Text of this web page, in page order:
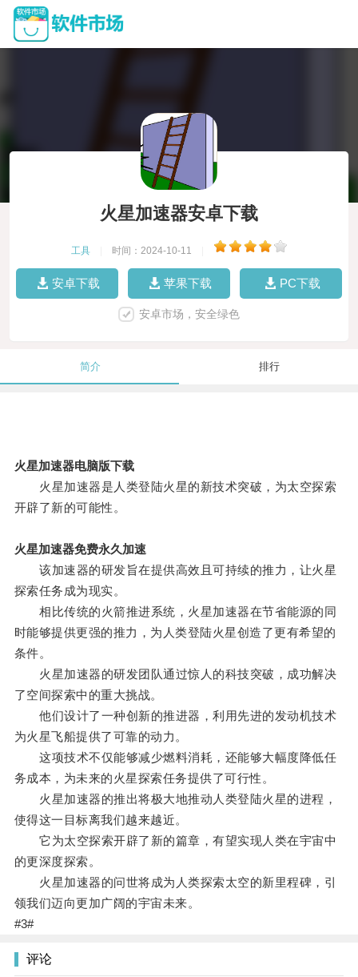
火星加速器安卓下载
工具 时间：2024-10-11
安卓下载 苹果下载 PC下载
安卓市场，安全绿色
简介 排行
火星加速器电脑版下载
火星加速器是人类登陆火星的新技术突破，为太空探索
开辟了新的可能性。
火星加速器免费永久加速
该加速器的研发旨在提供高效且可持续的推力，让火星
探索任务成为现实。
相比传统的火箭推进系统，火星加速器在节省能源的同
时能够提供更强的推力，为人类登陆火星创造了更有希望的
条件。
火星加速器的研发团队通过惊人的科技突破，成功解决
了空间探索中的重大挑战。
他们设计了一种创新的推进器，利用先进的发动机技术
为火星飞船提供了可靠的动力。
这项技术不仅能够减少燃料消耗，还能够大幅度降低任
务成本，为未来的火星探索任务提供了可行性。
火星加速器的推出将极大地推动人类登陆火星的进程，
使得这一目标离我们越来越近。
它为太空探索开辟了新的篇章，有望实现人类在宇宙中
的更深度探索。
火星加速器的问世将成为人类探索太空的新里程碑，引
领我们迈向更加广阔的宇宙未来。
#3#
评论